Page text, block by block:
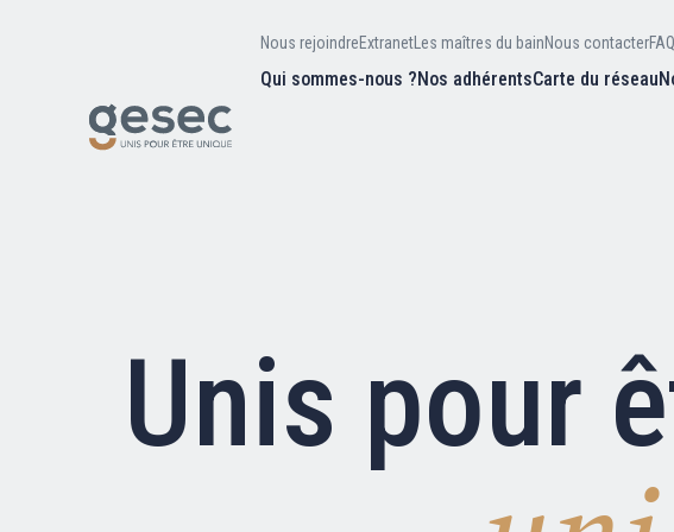
Nous rejoindreExtranet Les maîtres du bainNous contacterFAQ
Qui sommes-nous ?Nos adhérentsCarte du réseau
Nous rejoindre
Extranet
Unis pour